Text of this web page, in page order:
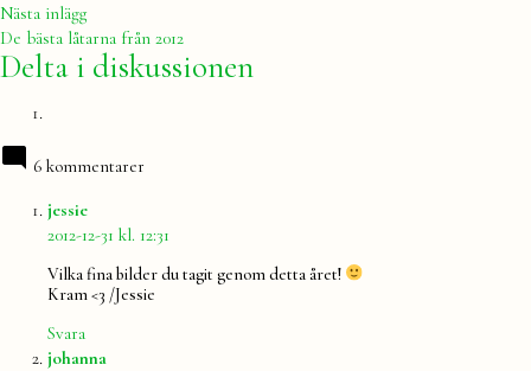
Nästa inläggNästa
inlägg:
De bästa låtarna från 2012
Delta i diskussionen
6 kommentarer
jessiesäger:
2012-12-31 kl. 12:31
Vilka fina bilder du tagit genom detta året!
Kram <3 /Jessie
Svara
johanna